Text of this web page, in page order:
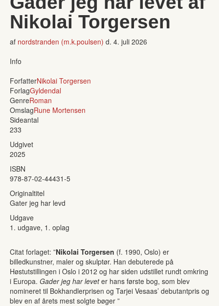
Nikolai Torgersen
af nordstranden (m.k.poulsen) d. 4. juli 2026
Info
ForfatterNikolai Torgersen
ForlagGyldendal
GenreRoman
OmslagRune Mortensen
Sideantal
233
Udgivet
2025
ISBN
978-87-02-44431-5
Originaltitel
Gater jeg har levd
Udgave
1. udgave, 1. oplag
Citat forlaget: ”Nikolai Torgersen (f. 1990, Oslo) er
billedkunstner, maler og skulptør. Han debuterede på
Høstutstillingen i Oslo i 2012 og har siden udstillet rundt omkring
i Europa. Gader jeg har leveter hans første bog, som blev
nomineret til Bokhandler­prisen og Tarjei Vesaas’ debutantpris og
blev en af årets mest solgte bøger ”